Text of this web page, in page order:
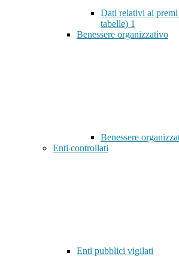
Dati relativi ai
tabelle) 1
Benessere organizzativo
Benessere
Enti controllati
Enti pubblici vigilati